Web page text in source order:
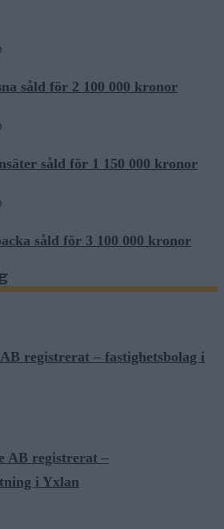
såld för 2 100 000 kronor
såld för 1 150 000 kronor
såld för 3 100 000 kronor
registrerat – fastighetsbolag i
AB registrerat –
i Yxlan